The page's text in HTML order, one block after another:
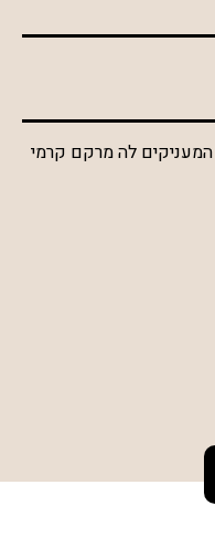
המעניקים לה מרקם קרמי